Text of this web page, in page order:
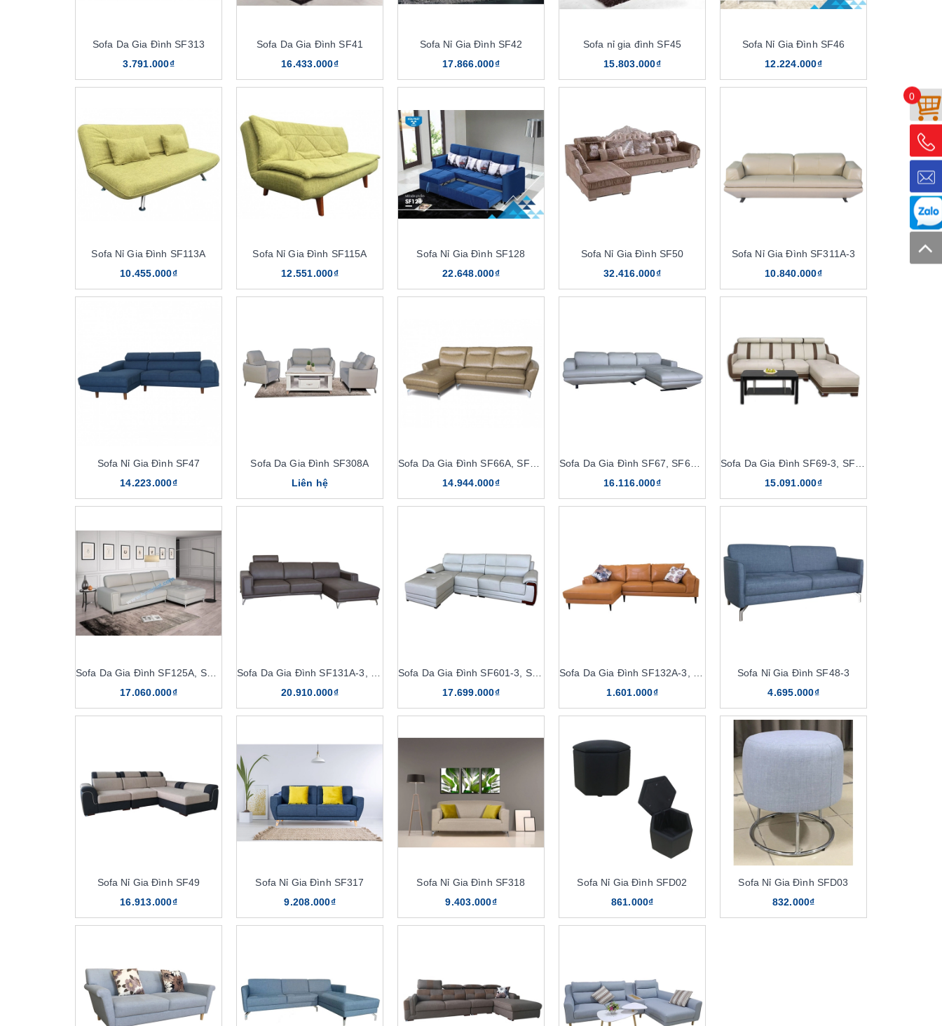
Sofa Da Gia Đình SF313
3.791.000₫
Sofa Da Gia Đình SF41
16.433.000₫
Sofa Nỉ Gia Đình SF42
17.866.000₫
Sofa nỉ gia đình SF45
15.803.000₫
Sofa Nỉ Gia Đình SF46
12.224.000₫
Sofa Nỉ Gia Đình SF113A
10.455.000₫
Sofa Nỉ Gia Đình SF115A
12.551.000₫
Sofa Nỉ Gia Đình SF128
22.648.000₫
Sofa Nỉ Gia Đình SF50
32.416.000₫
Sofa Nỉ Gia Đình SF311A-3
10.840.000₫
Sofa Nỉ Gia Đình SF47
14.223.000₫
Sofa Da Gia Đình SF308A
Liên hệ
Sofa Da Gia Đình SF66A, SF66A-4
14.944.000₫
Sofa Da Gia Đình SF67, SF67-4
16.116.000₫
Sofa Da Gia Đình SF69-3, SF69-4
15.091.000₫
Sofa Da Gia Đình SF125A, SF125A-4
17.060.000₫
Sofa Da Gia Đình SF131A-3, SF131A-4
20.910.000₫
Sofa Da Gia Đình SF601-3, SF601-4
17.699.000₫
Sofa Da Gia Đình SF132A-3, SF132A-4
1.601.000₫
Sofa Nỉ Gia Đình SF48-3
4.695.000₫
Sofa Nỉ Gia Đình SF49
16.913.000₫
Sofa Nỉ Gia Đình SF317
9.208.000₫
Sofa Nỉ Gia Đình SF318
9.403.000₫
Sofa Nỉ Gia Đình SFD02
861.000₫
Sofa Nỉ Gia Đình SFD03
832.000₫
0